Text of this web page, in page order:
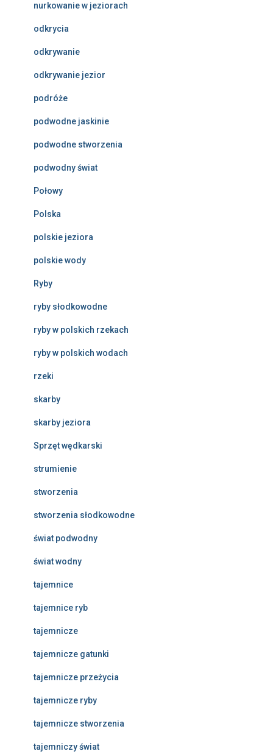
nurkowanie w jeziorach
odkrycia
odkrywanie
odkrywanie jezior
podróże
podwodne jaskinie
podwodne stworzenia
podwodny świat
Połowy
Polska
polskie jeziora
polskie wody
Ryby
ryby słodkowodne
ryby w polskich rzekach
ryby w polskich wodach
rzeki
skarby
skarby jeziora
Sprzęt wędkarski
strumienie
stworzenia
stworzenia słodkowodne
świat podwodny
świat wodny
tajemnice
tajemnice ryb
tajemnicze
tajemnicze gatunki
tajemnicze przeżycia
tajemnicze ryby
tajemnicze stworzenia
tajemniczy świat